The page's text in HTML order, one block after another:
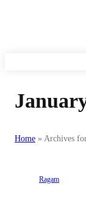
Home » Archives
Ragam